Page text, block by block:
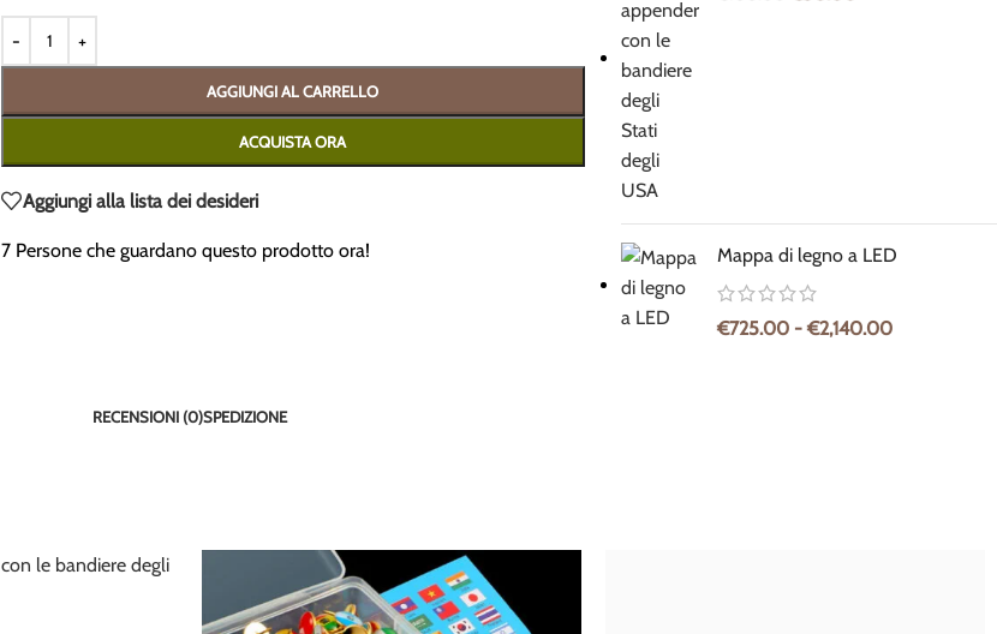
AGGIUNGI AL CARRELLO
ACQUISTA ORA
Aggiungi alla lista dei desideri
7 Persone che guardano questo prodotto ora! Mappa di legno a LED
€725.00 - €2,140.00
RECENSIONI (0)SPEDIZIONE